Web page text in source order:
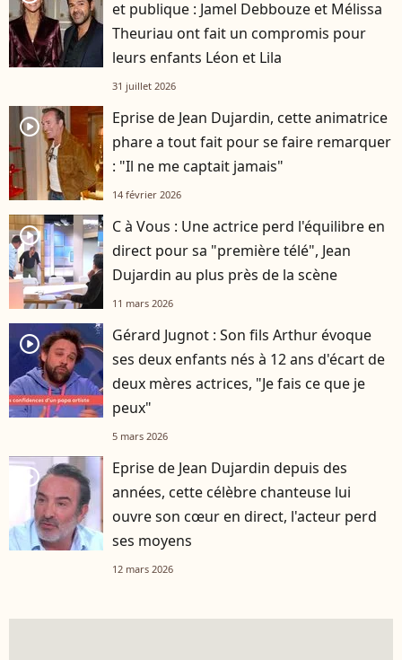
et publique : Jamel Debbouze et Mélissa
Theuriau ont fait un compromis pour
leurs enfants Léon et Lila
31 juillet 2026
player2
Eprise de Jean Dujardin, cette animatrice
phare a tout fait pour se faire remarquer
: "Il ne me captait jamais"
14 février 2026
player2
C à Vous : Une actrice perd l'équilibre en
direct pour sa "première télé", Jean
Dujardin au plus près de la scène
11 mars 2026
player2
Gérard Jugnot : Son fils Arthur évoque
ses deux enfants nés à 12 ans d'écart de
deux mères actrices, "Je fais ce que je
peux"
5 mars 2026
player2
Eprise de Jean Dujardin depuis des
années, cette célèbre chanteuse lui
ouvre son cœur en direct, l'acteur perd
ses moyens
12 mars 2026